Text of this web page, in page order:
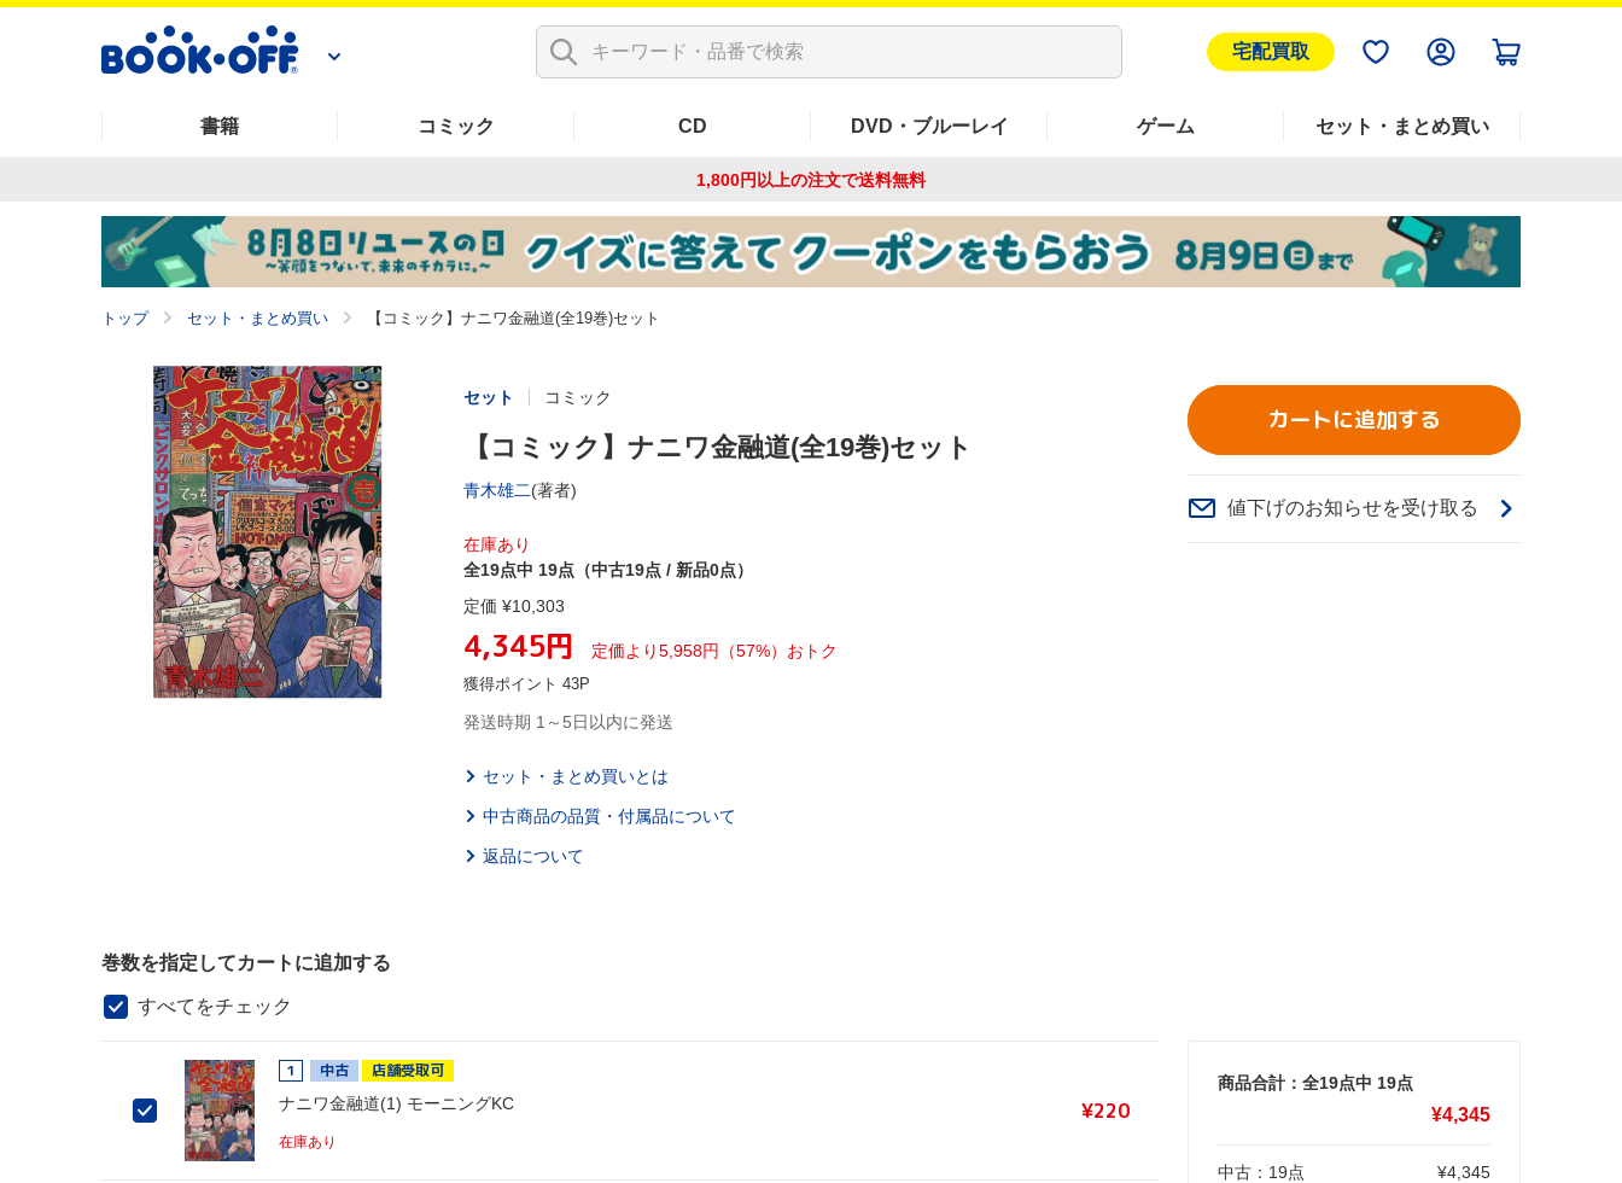
宅配買取
書籍 コミック CD DVD・ブルーレイ ゲーム セット・まとめ買い
1,800円以上の注文で送料無料
トップ セット・まとめ買い 【コミック】ナニワ金融道(全19巻)セット
セット コミック
【コミック】ナニワ金融道(全19巻)セット
青木雄二(著者)
在庫あり
全19点中 19点（中古19点 / 新品0点）
定価 ¥10,303
4,345円 定価より5,958円 （57%） おトク
獲得ポイント 43P
発送時期 1～5日以内に発送
セット・まとめ買いとは
中古商品の品質・付属品について
返品について
カートに追加する
値下げのお知らせを受け取る
巻数を指定してカートに追加する
すべてをチェック
1 中古 店舗受取可
ナニワ金融道(1) モーニングKC
在庫あり
¥220
商品合計：全19点中 19点
¥4,345
中古： 19点 ¥4,345